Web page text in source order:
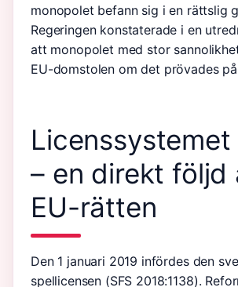
monopolet befann sig i en rättslig
Regeringen konstaterade i en
att monopolet med stor
EU-domstolen om det prövades
Licenssystemet
– en direkt följd
EU-rätten
Den 1 januari 2019 infördes den
spellicensen (SFS 2018:1138).